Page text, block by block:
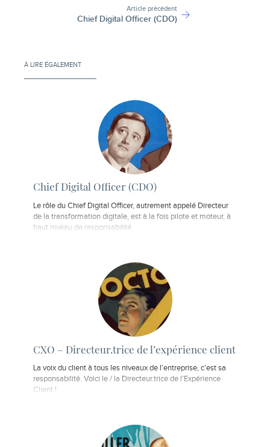
Article précédent
Chief Digital Officer (CDO)
À LIRE ÉGALEMENT
Chief Digital Officer (CDO)
Le rôle du Chief Digital Officer, autrement appelé Directeur
de la transformation digitale, est à la fois pilote et moteur, à
haut niveau de responsabilité.
CXO – Directeur.trice de l’expérience client
La voix du client à tous les niveaux de l’entreprise, c’est sa
responsabilité. Voici le / la Directeur.trice de l’Expérience
Client !